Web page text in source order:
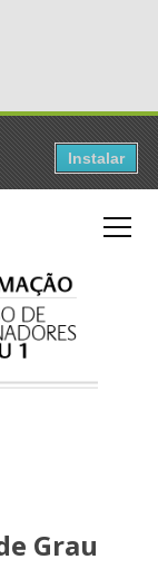
Instalar
Grau